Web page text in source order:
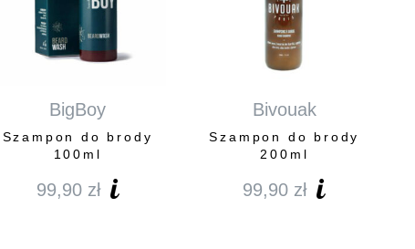
BigBoy
Szampon do brody
100ml
99,90 zł
Bivouak
Szampon do brody
200ml
99,90 zł